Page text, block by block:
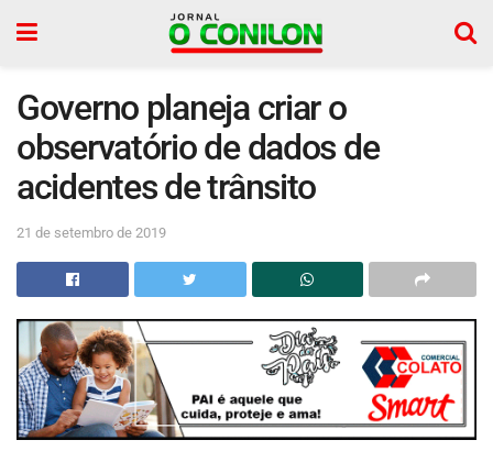
Governo planeja criar o
observatório de dados de
acidentes de trânsito
21 de setembro de 2019